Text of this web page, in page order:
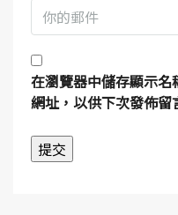
在瀏覽器中儲存顯示名
網址，以供下次發佈留